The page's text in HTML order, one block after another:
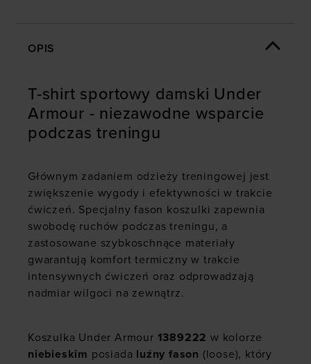
OPIS
T-shirt sportowy damski Under
Armour - niezawodne wsparcie
podczas treningu
Głównym zadaniem odzieży treningowej jest
zwiększenie wygody i efektywności w trakcie
ćwiczeń. Specjalny fason koszulki zapewnia
swobodę ruchów podczas treningu, a
zastosowane szybkoschnące materiały
gwarantują komfort termiczny w trakcie
intensywnych ćwiczeń oraz odprowadzają
nadmiar wilgoci na zewnątrz.
Koszulka Under Armour 1389222 w kolorze
niebieskim posiada luźny fason (loose), który